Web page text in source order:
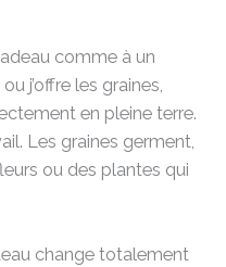
comme à un
j’offre les graines,
en pleine terre.
Les graines germent,
ou des plantes qui
change totalement